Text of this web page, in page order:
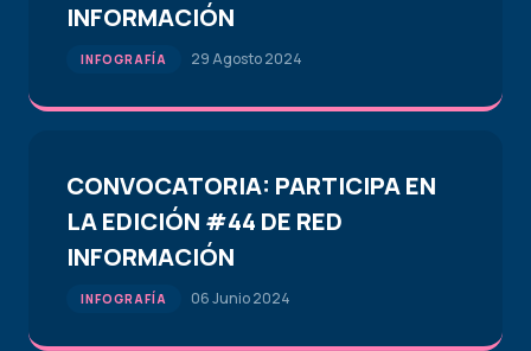
INFORMACIÓN
INFOGRAFÍA 29 Agosto 2024
CONVOCATORIA: PARTICIPA EN
LA EDICIÓN #44 DE RED
INFORMACIÓN
INFOGRAFÍA 06 Junio 2024